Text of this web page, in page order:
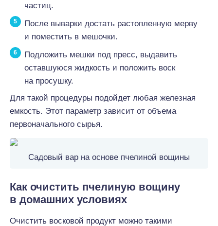
частиц.
После выварки достать растопленную мерву
и поместить в мешочки.
Подложить мешки под пресс, выдавить
оставшуюся жидкость и положить воск
на просушку.
Для такой процедуры подойдет любая железная
емкость. Этот параметр зависит от объема
первоначального сырья.
Садовый вар на основе пчелиной вощины
Как очистить пчелиную вощину
в домашних условиях
Очистить восковой продукт можно такими